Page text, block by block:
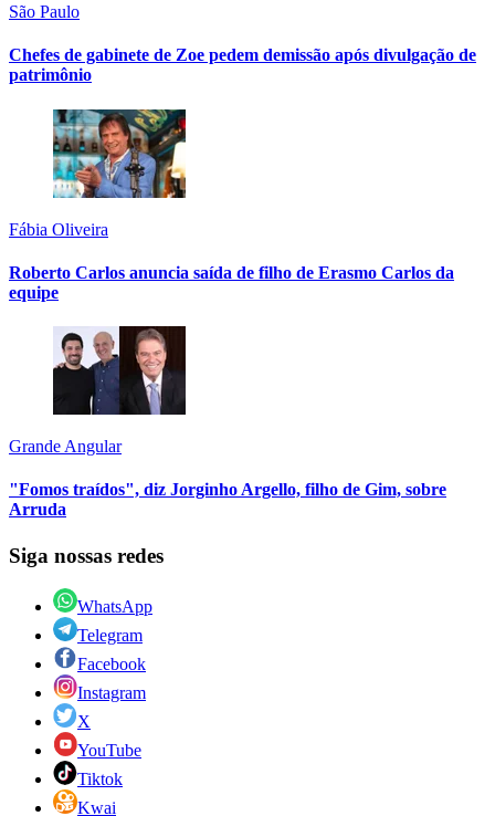
São Paulo
Chefes de gabinete de Zoe pedem demissão após divulgação de
patrimônio
Fábia Oliveira
Roberto Carlos anuncia saída de filho de Erasmo Carlos da
equipe
Grande Angular
"Fomos traídos", diz Jorginho Argello, filho de Gim, sobre
Arruda
Siga nossas redes
WhatsApp
Telegram
Facebook
Instagram
X
YouTube
Tiktok
Kwai